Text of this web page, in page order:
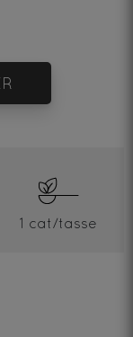
1 cat/tasse